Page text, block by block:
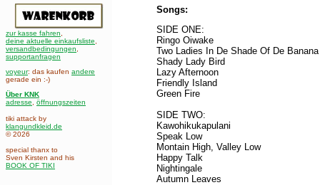
zur kasse fahren
deine aktuelle einkaufsliste
versandbedingungen
supportanfragen
voyeur: das kaufen andere
gerade ein :-)
Über KNK
adresse
öffnungszeiten
tiki attack by
klangundkleid.de
© 2026
special thanx to
Sven Kirsten and his
BOOK OF TIKI
Songs:
SIDE ONE:
Ringo Oiwake
Two Ladies In De Shade Of De
Shady Lady Bird
Lazy Afternoon
Friendly Island
Green Fire
SIDE TWO:
Kawohikukapulani
Speak Low
Montain High, Valley Low
Happy Talk
Nightingale
Autumn Leaves